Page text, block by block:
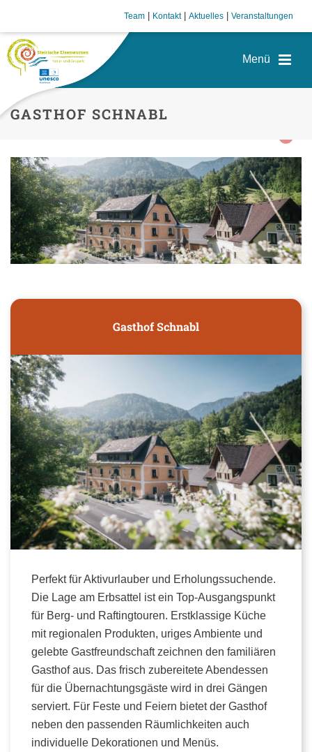
Team Kontakt| Aktuelles Veranstaltungen
GASTHOF SCHNABL
Gasthof Schnabl
Perfekt für Aktivurlauber und Erholungssuchende.
Die Lage am Erbsattel ist ein Top-Ausgangspunkt
für Berg- und Raftingtouren. Erstklassige Küche
mit regionalen Produkten, uriges Ambiente und
gelebte Gastfreundschaft zeichnen den familiären
Gasthof aus. Das frisch zubereitete Abendessen
für die Übernachtungsgäste wird in drei Gängen
serviert. Für Feste und Feiern bietet der Gasthof
neben den passenden Räumlichkeiten auch
individuelle Dekorationen und Menüs.